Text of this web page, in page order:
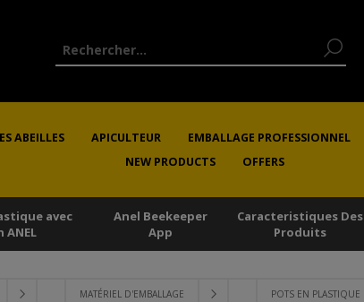
ABEILLES APICULTEUR EMBALLAGE PROFESSIONNEL
NEW PRODUCTS
OFFERS
avec
Anel Beekeeper
App
Caracteristiques Des
Produits
MATÉRIEL D'EMBALLAGE POTS EN PLASTIQUE